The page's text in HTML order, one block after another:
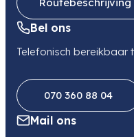
Bel ons
Telefonisch bereikbaar
070 360 88 04
Mail ons